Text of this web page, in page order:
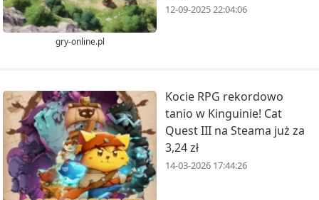
gry-online.pl
12-09-2025 22:04:06
Kocie RPG rekordowo
tanio w Kinguinie! Cat
Quest III na Steama już za
3,24 zł
14-03-2026 17:44:26